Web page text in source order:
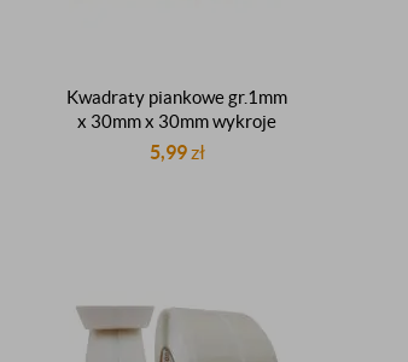
Kwadraty piankowe gr.1mm
x 30mm x 30mm wykroje
samoprzylepne klejące
5,99zł